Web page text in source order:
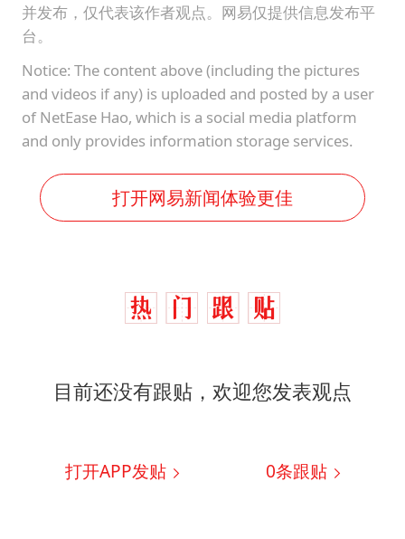
并发布，仅代表该作者观点。网易仅提供信息发布平
台。
Notice: The content above (including the pictures
and videos if any) is uploaded and posted by a user
of NetEase Hao, which is a social media platform
and only provides information storage services.
打开网易新闻体验更佳
目前还没有跟贴，欢迎您发表观点
打开APP发贴 0条跟贴